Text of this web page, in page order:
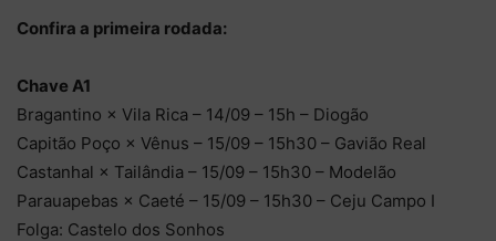
Confira a primeira rodada:
Chave A1
Bragantino × Vila Rica – 14/09 – 15h – Diogão
Capitão Poço × Vênus – 15/09 – 15h30 – Gavião Real
Castanhal × Tailândia – 15/09 – 15h30 – Modelão
Parauapebas × Caeté – 15/09 – 15h30 – Ceju Campo I
Folga: Castelo dos Sonhos